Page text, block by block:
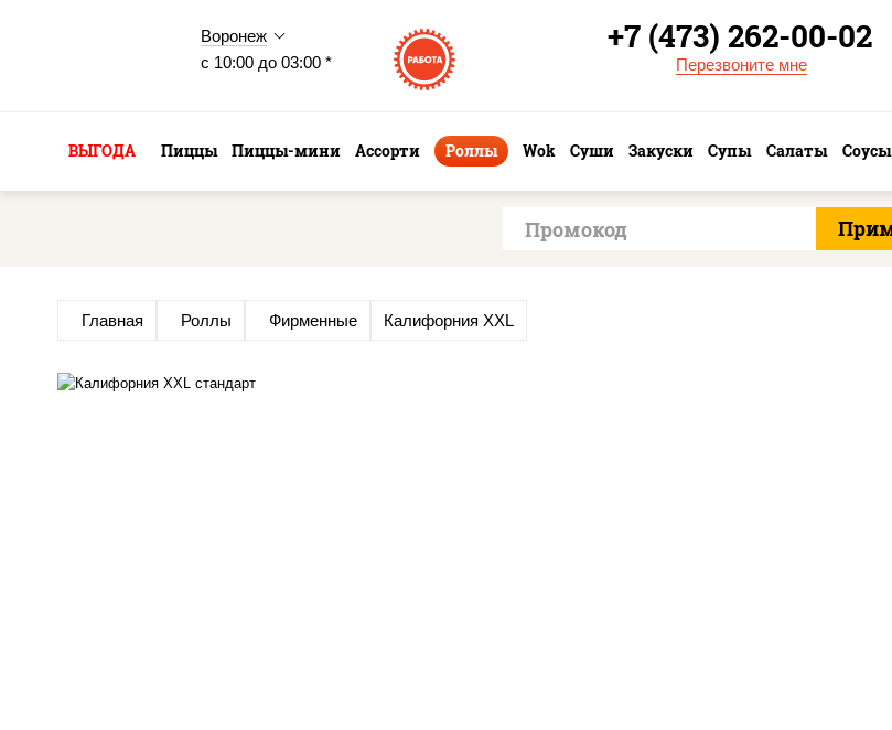
Воронеж
с 10:00 до 03:00 *
+7 (473) 262-00-02
Перезвоните мне
ВЫГОДА Пиццы Пиццы-мини Ассорти Роллы Wok Суши Закуски Супы Салаты Соусы
Главная Роллы Фирменные Калифорния XXL